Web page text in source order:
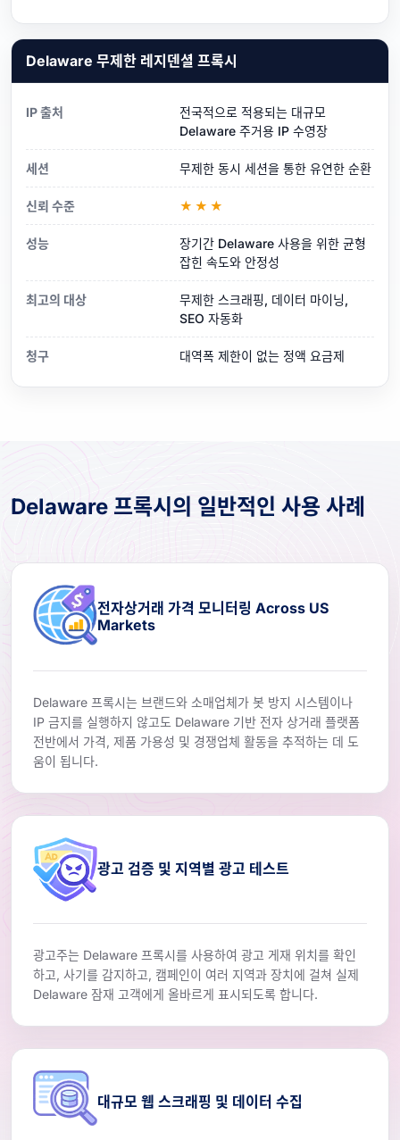
Delaware 무제한 레지덴셜 프록시
IP 출처
전국적으로 적용되는 대규모
Delaware 주거용 IP 수영장
세션 무제한 동시 세션을 통한 유연한 순환
신뢰 수준 ★★★
성능
장기간 Delaware 사용을 위한 균형
잡힌 속도와 안정성
최고의 대상
무제한 스크래핑, 데이터 마이닝,
SEO 자동화
청구 대역폭 제한이 없는 정액 요금제
Delaware 프록시의 일반적인 사용 사례
전자상거래 가격 모니터링 Across US
Markets
Delaware 프록시는 브랜드와 소매업체가 봇 방지 시스템이나
IP 금지를 실행하지 않고도 Delaware 기반 전자 상거래 플랫폼
전반에서 가격, 제품 가용성 및 경쟁업체 활동을 추적하는 데 도
움이 됩니다.
광고 검증 및 지역별 광고 테스트
광고주는 Delaware 프록시를 사용하여 광고 게재 위치를 확인
하고, 사기를 감지하고, 캠페인이 여러 지역과 장치에 걸쳐 실제
Delaware 잠재 고객에게 올바르게 표시되도록 합니다.
대규모 웹 스크래핑 및 데이터 수집